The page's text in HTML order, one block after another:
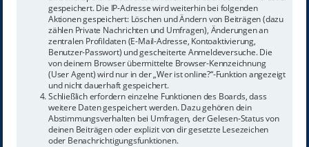
gespeichert. Die IP-Adresse wird weiterhin bei folgenden
Aktionen gespeichert: Löschen und Ändern von Beiträgen (dazu
zählen Private Nachrichten und Umfragen), Änderungen an
zentralen Profildaten (E-Mail-Adresse, Kontoaktivierung,
Benutzer-Passwort) und gescheiterte Anmeldeversuche. Die
von deinem Browser übermittelte Browser-Kennzeichnung
(User Agent) wird nur in der „Wer ist online?“-Funktion angezeigt
und nicht dauerhaft gespeichert.
Schließlich erfordern einzelne Funktionen des Boards, dass
weitere Daten gespeichert werden. Dazu gehören dein
Abstimmungsverhalten bei Umfragen, der Gelesen-Status von
deinen Beiträgen oder explizit von dir gesetzte Lesezeichen
oder Benachrichtigungsfunktionen.